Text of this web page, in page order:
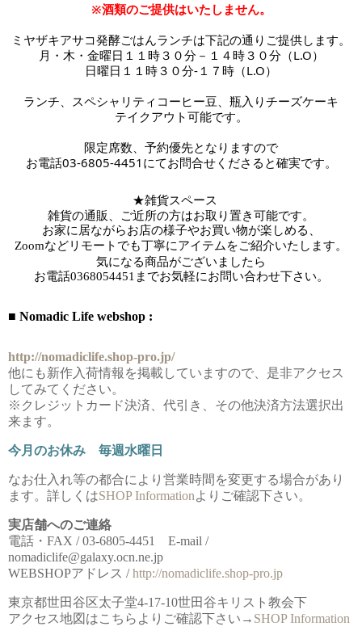
※酒類のご提供はいたしません。
ミヤザキアサコ発酵ごはんランチは下記の通りご提供します。
月・木・金曜日１１時３０分－１４時３０分（L.O）
日曜日１１時３０分-１７時 （L.O）
ランチ、スペシャリティコーヒー豆、瓶入りチーズケーキ
テイクアウト可能です。
限定席数、予約優先となりますので
お電話03-6805-4451にてお問合せくださると確実です。
★雑貨スペース
雑貨の通販、ご近所の方はお取り置き可能です。
お家に居ながらお店の様子やお買い物が楽しめる、
Zoomなどリモートでも丁寧にアイテムをご紹介いたします。
気になる商品がございましたら
お電話0368054451までお気軽にお問い合わせ下さい。
■ Nomadic Life webshop :
http://nomadiclife.shop-pro.jp/
他にも新作入荷情報を掲載していますので、是非アクセス
してみてください。
※クレジットカード決済、代引き、その他決済方法選択出
来ます。
今月のお休み 毎週水曜日
なお仕入れ等の都合により営業時間を変更する場合があり
ます。詳しくはSHOP Informationよりご確認下さい。
実店舗へのご連絡
電話・FAX / 03-6805-4451 E-mail /
nomadiclife@galaxy.ocn.ne.jp
WEBSHOPアドレス /http://nomadiclife.shop-pro.jp
東京都世田谷区太子堂4-17-10世田谷キリスト教会下
アクセス地図はこちらよりご確認下さい→ SHOP Information